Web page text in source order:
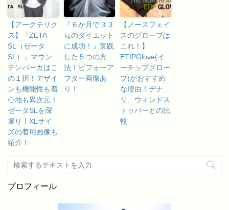
【アークテリク
ス】「ZETA
SL（ゼータ
SL）」マウン
テンパーカはこ
の１択！デザイ
ンも機能性も着
心地も異次元！
ゼータSLを深
堀り！XLサイ
ズの着用画像も
紹介！
『６か月で３３
㎏のダイエット
に成功！』実践
した５つの方
法！ビフォーア
フター画像あ
り！
【ノースフェイ
スのグローブは
これ！】
ETIPGlove(イ
ーチップグロー
ブ)がおすすめ
な理由！デナ
リ、ウィンドス
トッパーとの比
較
プロフィール